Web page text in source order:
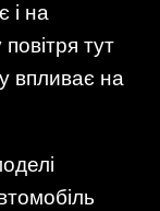
і на
тут
впливає на